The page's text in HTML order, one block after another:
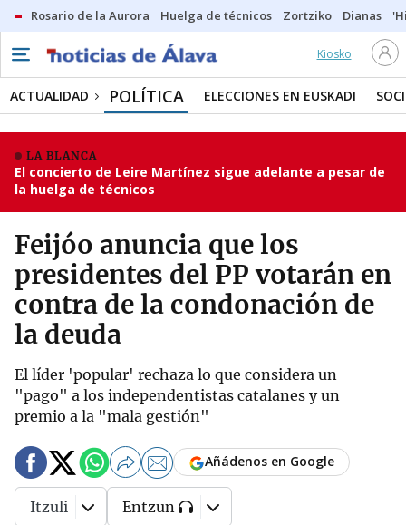
Rosario de la Aurora Huelga de técnicos Zortziko Dianas
Kiosko
ACTUALIDAD POLÍTICA ELECCIONES EN EUSKADI
LA BLANCA
El concierto de Leire Martínez sigue adelante a pesar de
la huelga de técnicos
Feijóo anuncia que los
presidentes del PP votarán en
contra de la condonación de
la deuda
El líder 'popular' rechaza lo que considera un
"pago" a los independentistas catalanes y un
premio a la "mala gestión"
Añádenos en Google
Itzuli Entzun